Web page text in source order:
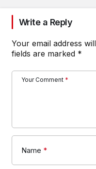
Write a Reply
Your email address
fields are marked *
Your Comment *
Name *